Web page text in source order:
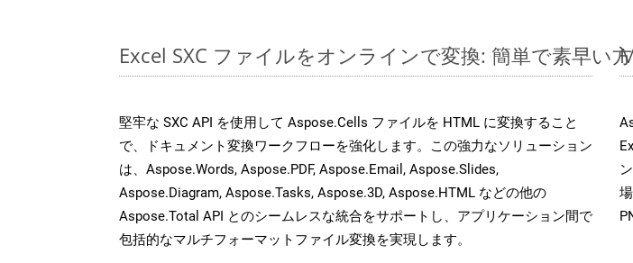
Excel SXC ファイルをオンラインで変換: 簡単で素早い
堅牢な SXC API を使用して Aspose.Cells ファイルを HTML に変換すること
で、ドキュメント変換ワークフローを強化します。この強力なソリューション
は、Aspose.Words, Aspose.PDF, Aspose.Email, Aspose.Slides,
Aspose.Diagram, Aspose.Tasks, Aspose.3D, Aspose.HTML などの他の
Aspose.Total API とのシームレスな統合をサポートし、アプリケーション間で
包括的なマルチフォーマットファイル変換を実現します。